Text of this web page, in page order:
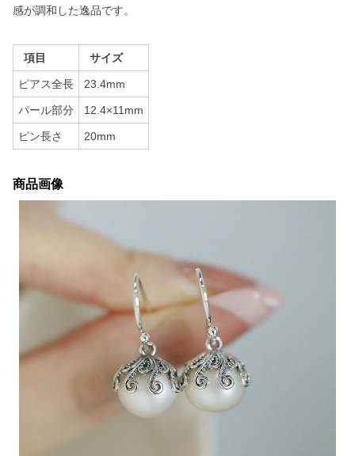
感が調和した逸品です。
項目 サイズ
ピアス全長 23.4mm
パール部分 12.4×11mm
ピン長さ 20mm
商品画像